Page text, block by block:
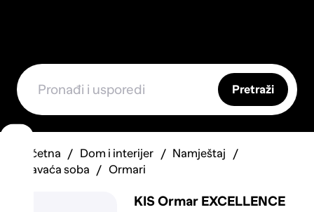
Pretraži
Početna Dom i interijer
Namještaj
Spavaća soba
Ormari
KIS Ormar EXCELLENCE